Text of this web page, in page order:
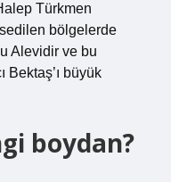
Türkmen
bölgelerde
Alevidir ve bu
Bektaş’ı büyük
boydan?